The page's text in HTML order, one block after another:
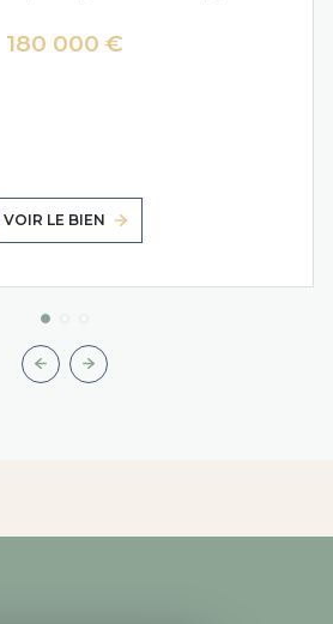
180 000 €
VOIR LE BIEN